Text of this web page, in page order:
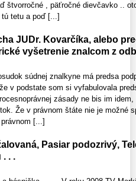
štvorročné , päťročné dievčavko ..
tetu a poď [...]
JUDr. Kovarčíka, alebo
vyšetrenie znalcom z
súdnej znalkyne má predsa
v podstate som si vyfabulovala
zásady ne bis im
Že v právnom štáte nie je možné
[...]
Pasiar podozrivý,
. . .